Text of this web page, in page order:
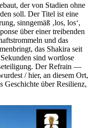
der von Stadien ohne
soll. Der Titel ist eine
sinngemäß ‚los, los‘,
über einer treibenden
und das
das Shakira seit
sind wortlose
Der Refrain —
/ hier, an diesem Ort,
Geschichte über Resilienz,